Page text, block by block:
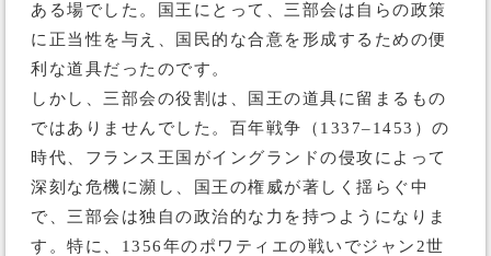
ある場でした。国王にとって、三部会は自らの政策
に正当性を与え、国民的な合意を形成するための便
利な道具だったのです。
しかし、三部会の役割は、国王の道具に留まるもの
ではありませんでした。百年戦争（1337–1453）の
時代、フランス王国がイングランドの侵攻によって
深刻な危機に瀕し、国王の権威が著しく揺らぐ中
で、三部会は独自の政治的な力を持つようになりま
す。特に、1356年のポワティエの戦いでジャン2世